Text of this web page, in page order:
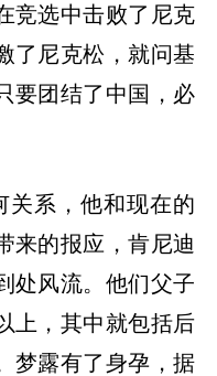
竞选中击败了尼克
了尼克松，就问基
要团结了中国，必
关系，他和现在的
来的报应，肯尼迪
处风流。他们父子
上，其中就包括后
梦露有了身孕，据